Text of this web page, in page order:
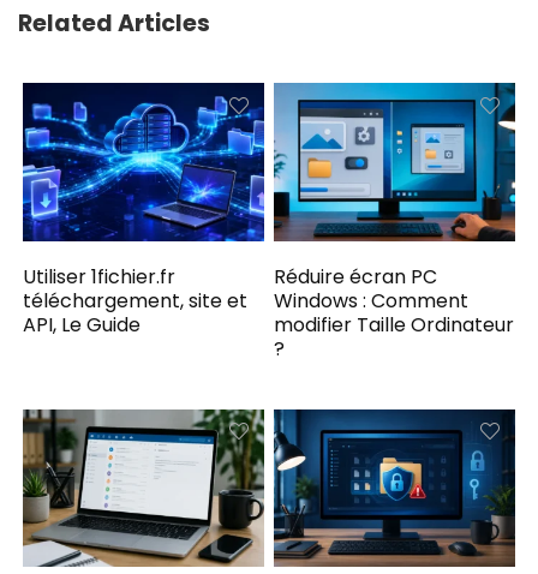
Related Articles
Utiliser 1fichier.fr
téléchargement, site et
API, Le Guide
Réduire écran PC
Windows : Comment
modifier Taille Ordinateur
?